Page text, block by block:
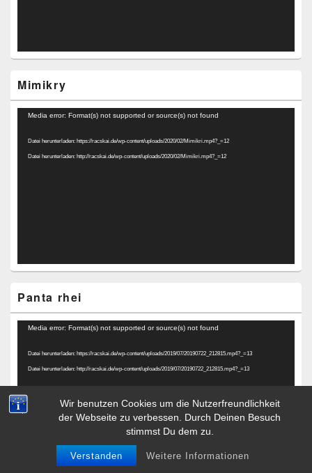
Wir benutzen Cookies um die Nutzerfreundlichkeit
der Webseite zu verbessen. Durch Deinen Besuch
stimmst Du dem zu.
Verstanden Weitere Informationen
Mimikry
Video-
Media error: Format(s) not supported or source(s) not found
Datei herunterladen: https://racskai.de/wp-content/uploads/2020/02/Mimikri.mp4?_=12
Datei herunterladen: http://racskai.de/wp-content/uploads/2020/02/Mimikri.mp4?_=12
Panta rhei
Video-
Media error: Format(s) not supported or source(s) not found
Datei herunterladen: https://racskai.de/wp-content/uploads/2019/07/20190722_212815.mp4?_=13
Datei herunterladen: http://racskai.de/wp-content/uploads/2019/07/20190722_212815.mp4?_=13